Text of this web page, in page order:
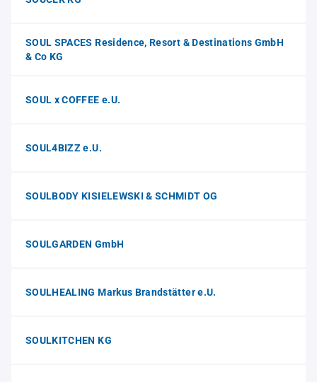
SOUL SPACES Residence, Resort & Destinations GmbH
& Co KG
SOUL x COFFEE e.U.
SOUL4BIZZ e.U.
SOULBODY KISIELEWSKI & SCHMIDT OG
SOULGARDEN GmbH
SOULHEALING Markus Brandstätter e.U.
SOULKITCHEN KG